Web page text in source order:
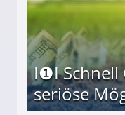
I❶I Schnell
seriöse